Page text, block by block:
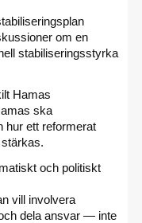
om en
stabiliseringsstyrka
Hamas
ska
hur ett reformerat
och politiskt
vill involvera
dela ansvar — inte